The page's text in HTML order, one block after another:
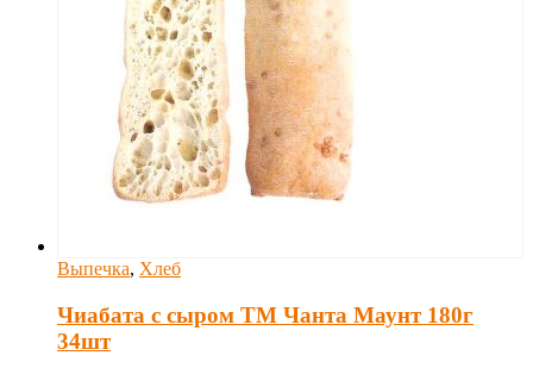
Выпечка, Хлеб
Чиабата с сыром ТМ Чанта Маунт 180г
34шт